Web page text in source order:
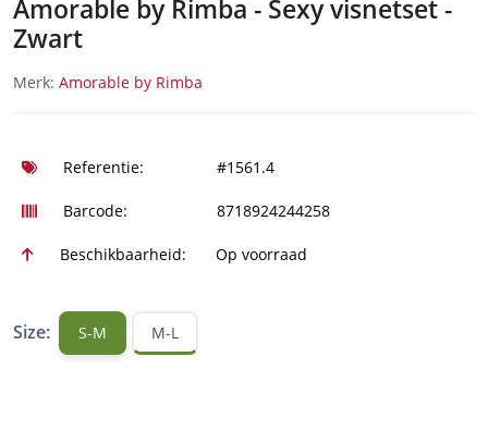
Amorable by Rimba - Sexy visnetset -
Zwart
Merk: Amorable by Rimba
Referentie: #1561.4
Barcode: 8718924244258
Beschikbaarheid: Op voorraad
Size: S-M M-L